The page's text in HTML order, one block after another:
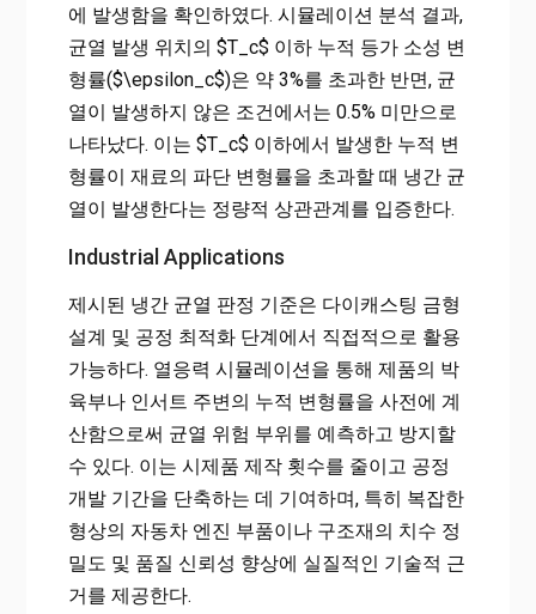
에 발생함을 확인하였다. 시뮬레이션 분석 결과,
균열 발생 위치의 $T_c$ 이하 누적 등가 소성 변
형률($\epsilon_c$)은 약 3%를 초과한 반면, 균
열이 발생하지 않은 조건에서는 0.5% 미만으로
나타났다. 이는 $T_c$ 이하에서 발생한 누적 변
형률이 재료의 파단 변형률을 초과할 때 냉간 균
열이 발생한다는 정량적 상관관계를 입증한다.
Industrial Applications
제시된 냉간 균열 판정 기준은 다이캐스팅 금형
설계 및 공정 최적화 단계에서 직접적으로 활용
가능하다. 열응력 시뮬레이션을 통해 제품의 박
육부나 인서트 주변의 누적 변형률을 사전에 계
산함으로써 균열 위험 부위를 예측하고 방지할
수 있다. 이는 시제품 제작 횟수를 줄이고 공정
개발 기간을 단축하는 데 기여하며, 특히 복잡한
형상의 자동차 엔진 부품이나 구조재의 치수 정
밀도 및 품질 신뢰성 향상에 실질적인 기술적 근
거를 제공한다.